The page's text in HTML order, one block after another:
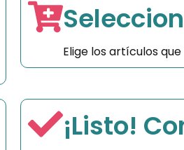
Elige los artículos
¡Listo!